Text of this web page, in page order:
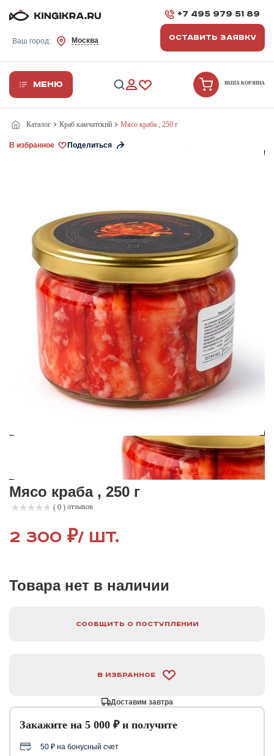
Ваш город: Москва
+7 495 979 51 89
ОСТАВИТЬ ЗАЯВКУ
Меню ВАША КОРЗИНА
Каталог Краб камчатский Мясо краба , 250 г
В избранное
Мясо краба , 250 г
( 0 ) отзывов
2 300 ₽/ шт.
Товара нет в наличии
Сообщить о поступлении
В избранное
Доставим завтра
Закажите на 5 000 ₽ и получите
50 ₽ на бонусный счет